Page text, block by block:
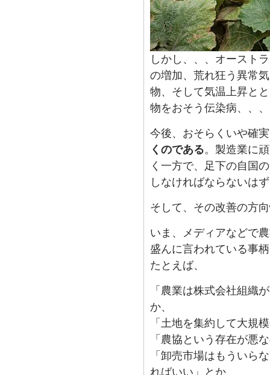
しかし、、、オースト
の増加、荒れ狂う異常
物、そして気温上昇と
物をおそう伝染病、、、
今後、おそらくいや確
くのである。製造業に
く一方で、足下の自国
しなければならないは
そして、その改善の方
いま、メディアなどで
盛んに言われている事
たとえば、
「農業は株式会社組織
か、
「土地を集約して大規
「農協という存在が悪
「卸売市場はもういら
ればいい」とか、